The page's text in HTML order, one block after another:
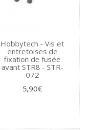
Hobbytech - Vis et
entretoises de
fixation de fusée
avant STR8 - STR-
072
5,90€